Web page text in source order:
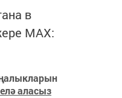
в
MАХ:
аласыз